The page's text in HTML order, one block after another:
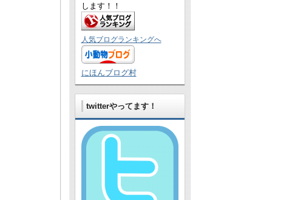
します！！
人気ブログランキングへ
にほんブログ村
twitterやってます！